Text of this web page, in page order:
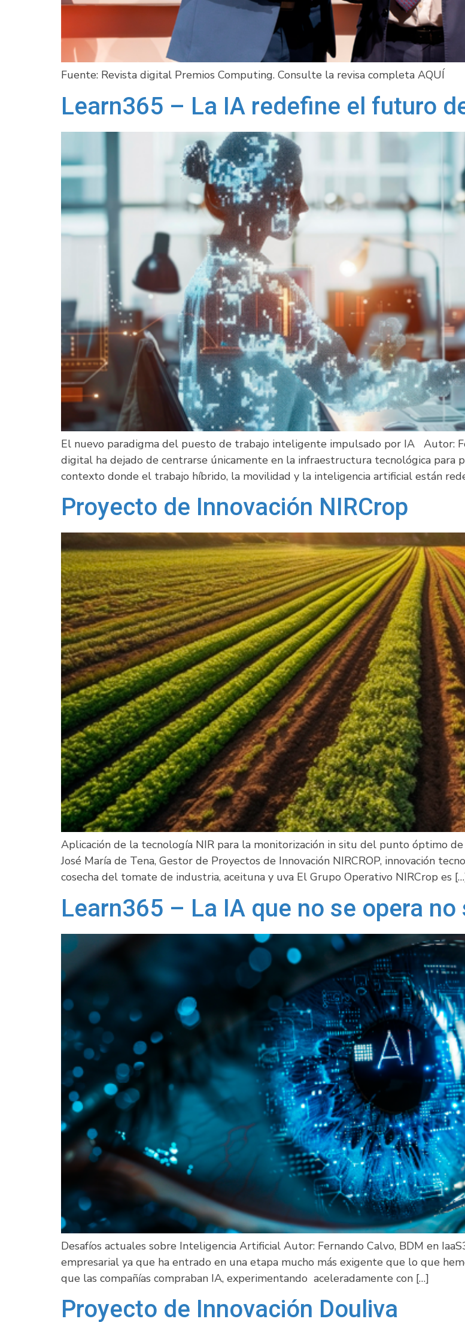
Fuente: Revista digital Premios Computing. Consulte la revisa completa AQUÍ
Learn365 – La IA redefine el futuro
El nuevo paradigma del puesto de trabajo inteligente impulsado por IA Autor:
digital ha dejado de centrarse únicamente en la infraestructura tecnológica para
contexto donde el trabajo híbrido, la movilidad y la inteligencia artificial están
Proyecto de Innovación NIRCrop
Aplicación de la tecnología NIR para la monitorización in situ del punto óptimo
José María de Tena, Gestor de Proyectos de Innovación NIRCROP, innovación
cosecha del tomate de industria, aceituna y uva El Grupo Operativo NIRCrop es
Learn365 – La IA que no se opera no
Desafíos actuales sobre Inteligencia Artificial Autor: Fernando Calvo, BDM en
empresarial ya que ha entrado en una etapa mucho más exigente que lo que
que las compañías compraban IA, experimentando aceleradamente con […]
Proyecto de Innovación Douliva